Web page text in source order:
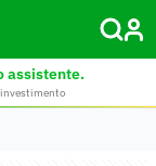
assistente.
investimento